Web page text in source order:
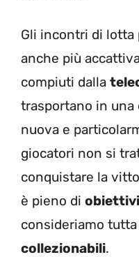
Gli incontri di lotta
anche più
compiuti dalla
trasportano in
nuova e
giocatori non si
conquistare la
è pieno di obiettivi
consideriamo
collezionabili.